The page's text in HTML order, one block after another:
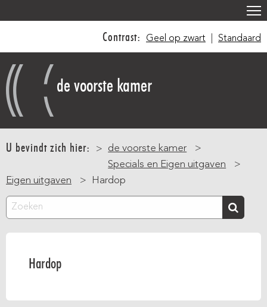
inhoud
gaan
Contrast: Geel op zwart Standaard
de voorste kamer
U bevindt zich hier:
de voorste kamer
Specials en Eigen uitgaven
Eigen uitgaven
Hardop
Zoeken
Hardop